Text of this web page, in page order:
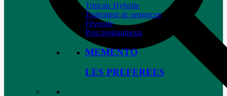
Triticale Hybride
Traitement de semences
Féverole
Pois protéagineux
MEMENTO
LES PREFEREES